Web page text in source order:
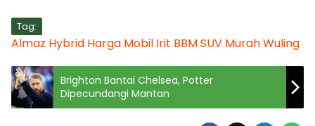
Tag:
Almaz Hybrid Harga Mobil Irit BBMSUV MurahWuling
Brighton Bantai Chelsea, Potter
Dipecundangi Mantan